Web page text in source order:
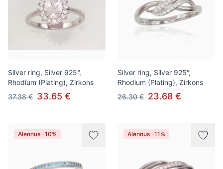
Silver ring, Silver 925°,
Rhodium (Plating), Zirkons
37.38 € 33.65 €
Silver ring, Silver 925°,
Rhodium (Plating), Zirkons
26.30 € 23.68 €
Alennus -10% Alennus -11%